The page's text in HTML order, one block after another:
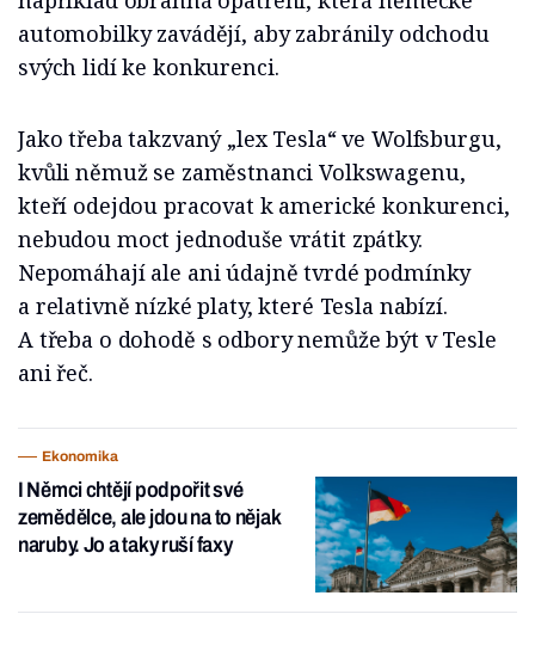
automobilky zavádějí, aby zabránily odchodu
svých lidí ke konkurenci.
Jako třeba takzvaný „lex Tesla“ ve Wolfsburgu,
kvůli němuž se zaměstnanci Volkswagenu,
kteří odejdou pracovat k americké konkurenci,
nebudou moct jednoduše vrátit zpátky.
Nepomáhají ale ani údajně tvrdé podmínky
a relativně nízké platy, které Tesla nabízí.
A třeba o dohodě s odbory nemůže být v Tesle
ani řeč.
Ekonomika
I Němci chtějí podpořit své
zemědělce, ale jdou na to nějak
naruby. Jo a taky ruší faxy